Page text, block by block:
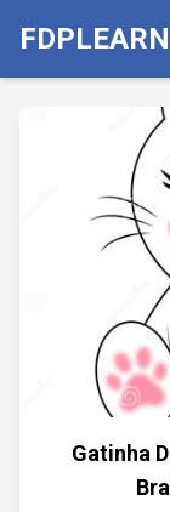
FDPLEARN
Gatinha